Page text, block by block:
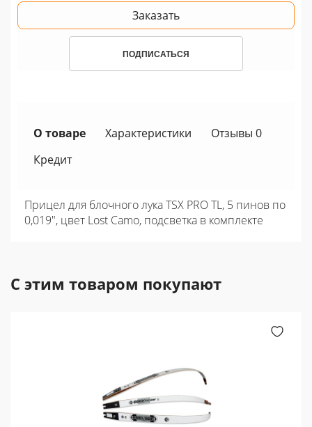
Заказать
ПОДПИСАТЬСЯ
О товаре Характеристики
Отзывы 0
Кредит
Прицел для блочного лука TSX PRO TL, 5 пинов по
0,019", цвет Lost Camo, подсветка в комплекте
С этим товаром покупают